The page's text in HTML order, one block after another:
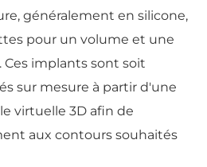
généralement en silicone,
pour un volume et une
implants sont soit
sur mesure à partir d'une
virtuelle 3D afin de
aux contours souhaités